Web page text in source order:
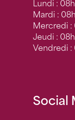
Lundi :
Mardi :
Mercredi :
Jeudi :
Vendredi :
Social